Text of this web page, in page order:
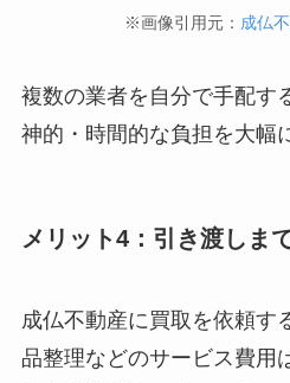
※画像引用元： 成仏
複数の業者を自分で手配す
神的・時間的な負担を大幅
メリット4：引き渡しま
成仏不動産に買取を依頼す
品整理などのサービス費用